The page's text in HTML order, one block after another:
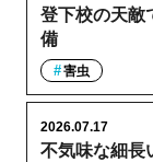
登下校の天敵
備
害虫
不気味な細長
2026.07.17